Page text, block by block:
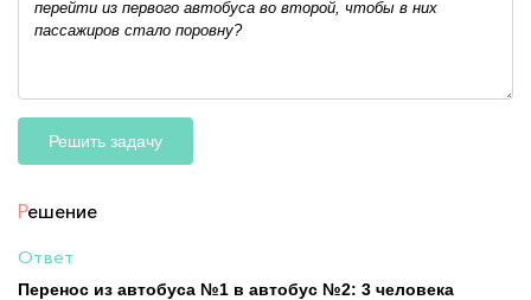
Решить задачу
Решение
Ответ
Перенос из автобуса №1 в автобус №2: 3 человека